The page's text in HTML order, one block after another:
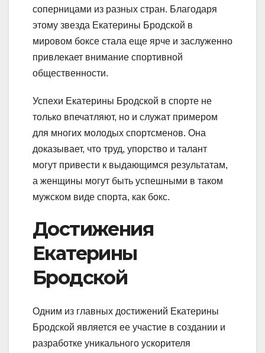
соперницами из разных стран. Благодаря
этому звезда Екатерины Бродской в
мировом боксе стала еще ярче и заслуженно
привлекает внимание спортивной
общественности.
Успехи Екатерины Бродской в спорте не
только впечатляют, но и служат примером
для многих молодых спортсменов. Она
доказывает, что труд, упорство и талант
могут привести к выдающимся результатам,
а женщины могут быть успешными в таком
мужском виде спорта, как бокс.
Достижения
Екатерины
Бродской
Одним из главных достижений Екатерины
Бродской является ее участие в создании и
разработке уникального ускорителя